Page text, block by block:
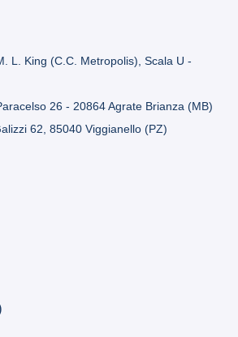
L. King (C.C. Metropolis), Scala U -
26 - 20864 Agrate Brianza (MB)
62, 85040 Viggianello (PZ)